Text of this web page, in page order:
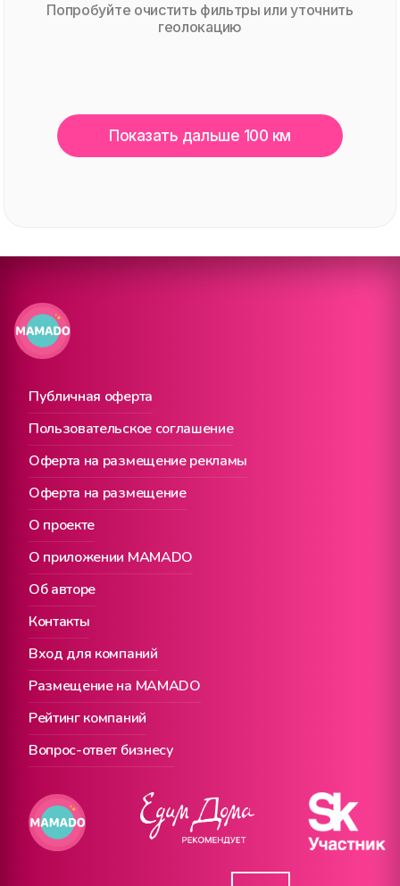
Попробуйте очистить фильтры или уточнить
геолокацию
Показать дальше 100 км
Публичная оферта
О проекте
Вход для компаний
Пользовательское соглашение
О приложении MAMADO
Размещение на MAMADO
Оферта на размещение рекламы
Об авторе
Рейтинг компаний
Оферта на размещение
Контакты
Вопрос-ответ бизнесу